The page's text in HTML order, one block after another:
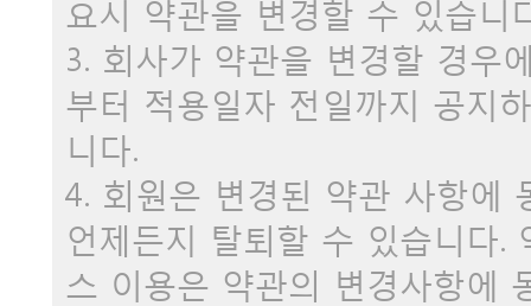
요시 약관을 변경할 수 있습니
3. 회사가 약관을 변경할 경우
부터 적용일자 전일까지 공지
니다.
4. 회원은 변경된 약관 사항에
언제든지 탈퇴할 수 있습니다.
스 이용은 약관의 변경사항에